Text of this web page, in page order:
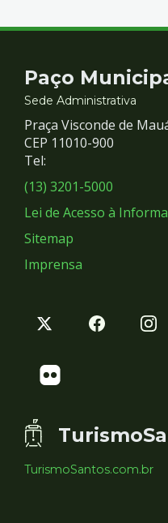
Contato
e
Redes
Sociais
Paço
Sede Administrativa
Praça Visconde de
CEP 11010-900
Tel:
(13) 3201-5000
Lei de Acesso à
Sitemap
Imprensa
TurismoSantos.com.br